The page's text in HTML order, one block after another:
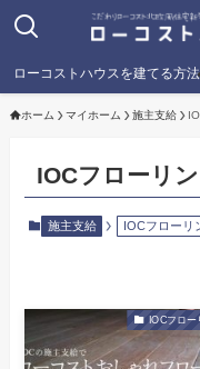
ローコストハウスを建てる方法
ホーム マイホーム 施主支給
IOCフローリ
施主支給 IOCフローリ
IOCフロー